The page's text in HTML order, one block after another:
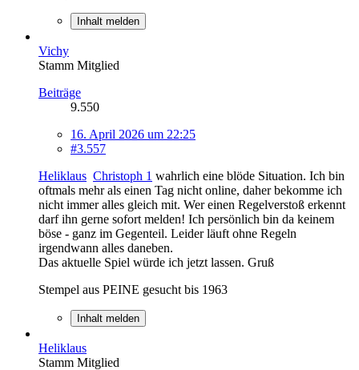
Inhalt melden
Vichy
Stamm Mitglied
Beiträge
9.550
16. April 2026 um 22:25
#3.557
Heliklaus Christoph 1 wahrlich eine blöde Situation. Ich bin
oftmals mehr als einen Tag nicht online, daher bekomme ich
nicht immer alles gleich mit. Wer einen Regelverstoß erkennt
darf ihn gerne sofort melden! Ich persönlich bin da keinem
böse - ganz im Gegenteil. Leider läuft ohne Regeln
irgendwann alles daneben.
Das aktuelle Spiel würde ich jetzt lassen. Gruß
Stempel aus PEINE gesucht bis 1963
Inhalt melden
Heliklaus
Stamm Mitglied